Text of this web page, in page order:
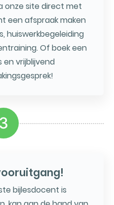
onze site direct met
een afspraak maken
huiswerkbegeleiding
Of boek een
en vrijblijvend
3
bijlesdocent is